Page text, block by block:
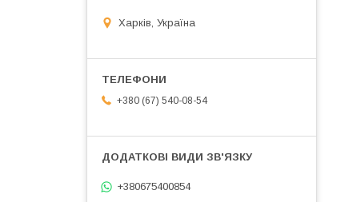
Харків, Україна
+380 (67) 540-08-54
+380675400854